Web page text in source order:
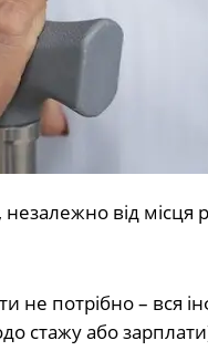
від місця
не потрібно – вся
стажу або